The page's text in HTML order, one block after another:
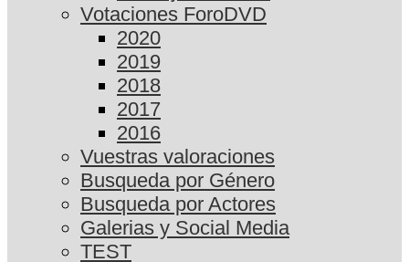
Votaciones ForoDVD
2020
2019
2018
2017
2016
Vuestras valoraciones
Busqueda por Género
Busqueda por Actores
Galerias y Social Media
TEST